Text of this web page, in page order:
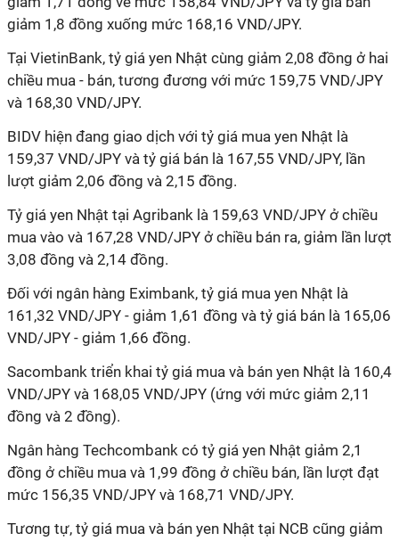
giảm 1,8 đồng xuống mức 168,16 VND/JPY.
Tại VietinBank, tỷ giá yen Nhật cùng giảm 2,08 đồng ở hai
chiều mua - bán, tương đương với mức 159,75 VND/JPY
và 168,30 VND/JPY.
BIDV hiện đang giao dịch với tỷ giá mua yen Nhật là
159,37 VND/JPY và tỷ giá bán là 167,55 VND/JPY, lần
lượt giảm 2,06 đồng và 2,15 đồng.
Tỷ giá yen Nhật tại Agribank là 159,63 VND/JPY ở chiều
mua vào và 167,28 VND/JPY ở chiều bán ra, giảm lần lượt
3,08 đồng và 2,14 đồng.
Đối với ngân hàng Eximbank, tỷ giá mua yen Nhật là
161,32 VND/JPY - giảm 1,61 đồng và tỷ giá bán là 165,06
VND/JPY - giảm 1,66 đồng.
Sacombank triển khai tỷ giá mua và bán yen Nhật là 160,4
VND/JPY và 168,05 VND/JPY (ứng với mức giảm 2,11
đồng và 2 đồng).
Ngân hàng Techcombank có tỷ giá yen Nhật giảm 2,1
đồng ở chiều mua và 1,99 đồng ở chiều bán, lần lượt đạt
mức 156,35 VND/JPY và 168,71 VND/JPY.
Tương tự, tỷ giá mua và bán yen Nhật tại NCB cũng giảm